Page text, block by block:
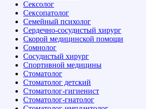
Сексолог
Сексопатолог
Семейный психолог
Сердечно-сосудистый хирург
Скорой медицинской помощи
Сомнолог
Сосудистый хирург
Спортивной медицины
Стоматолог
Стоматолог детский
Стоматолог-гигиенист
Стоматолог-гнатолог